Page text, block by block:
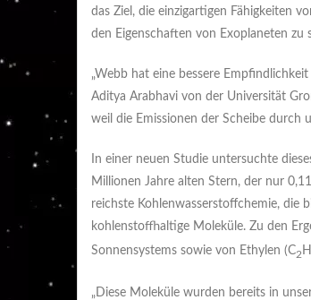
das Ziel, die einzigartigen Fähigkeiten
den Eigenschaften von Exoplaneten zu
„Webb hat eine bessere
Aditya Arabhavi von der Universität
weil die Emissionen der Scheibe durch
In einer neuen Studie untersuchte
Millionen Jahre alten Stern, der nur
reichste Kohlenwasserstoffchemie, die
kohlenstoffhaltige Moleküle. Zu den
Sonnensystems sowie von Ethylen (C2 H
„Diese Moleküle wurden bereits in